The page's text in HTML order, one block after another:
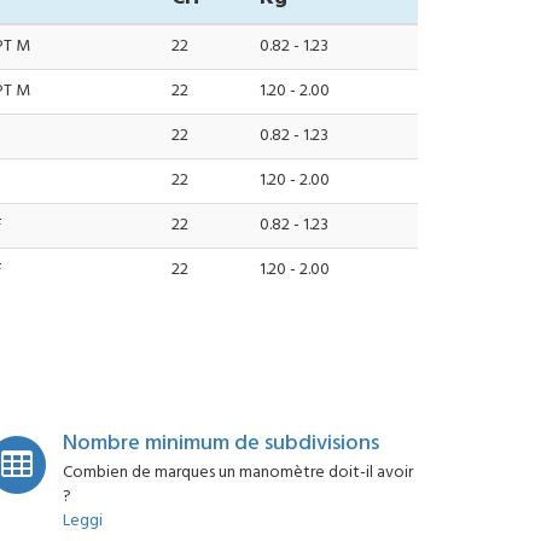
M 22
0.82 - 1.23
M 22
1.20 - 2.00
22
0.82 - 1.23
22
1.20 - 2.00
22
0.82 - 1.23
22 1.20 - 2.00
Nombre minimum de subdivisions
Combien de marques un manomètre doit-il avoir
?
Leggi